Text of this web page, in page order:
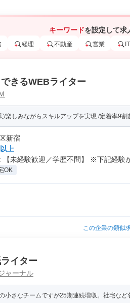
キーワードを設定して求
経理 不動産 営業 IT
きるWEBライター
/楽しみながらスキルアップを実現 /定着率9
新宿
上
【未経験歓迎／学歴不問】 ※下記経験
OK
この企業の類似
イター
ャーナル
小さなチームですが25期連続増収。社宅など